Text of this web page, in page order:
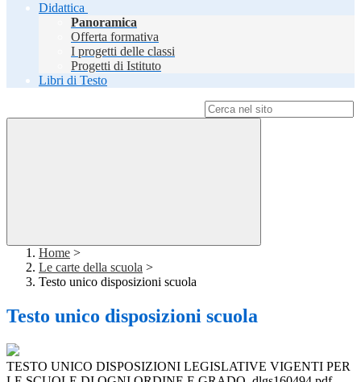
Didattica
Panoramica
Offerta formativa
I progetti delle classi
Progetti di Istituto
Libri di Testo
Home >
Le carte della scuola >
Testo unico disposizioni scuola
Testo unico disposizioni scuola
TESTO UNICO DISPOSIZIONI LEGISLATIVE VIGENTI PER